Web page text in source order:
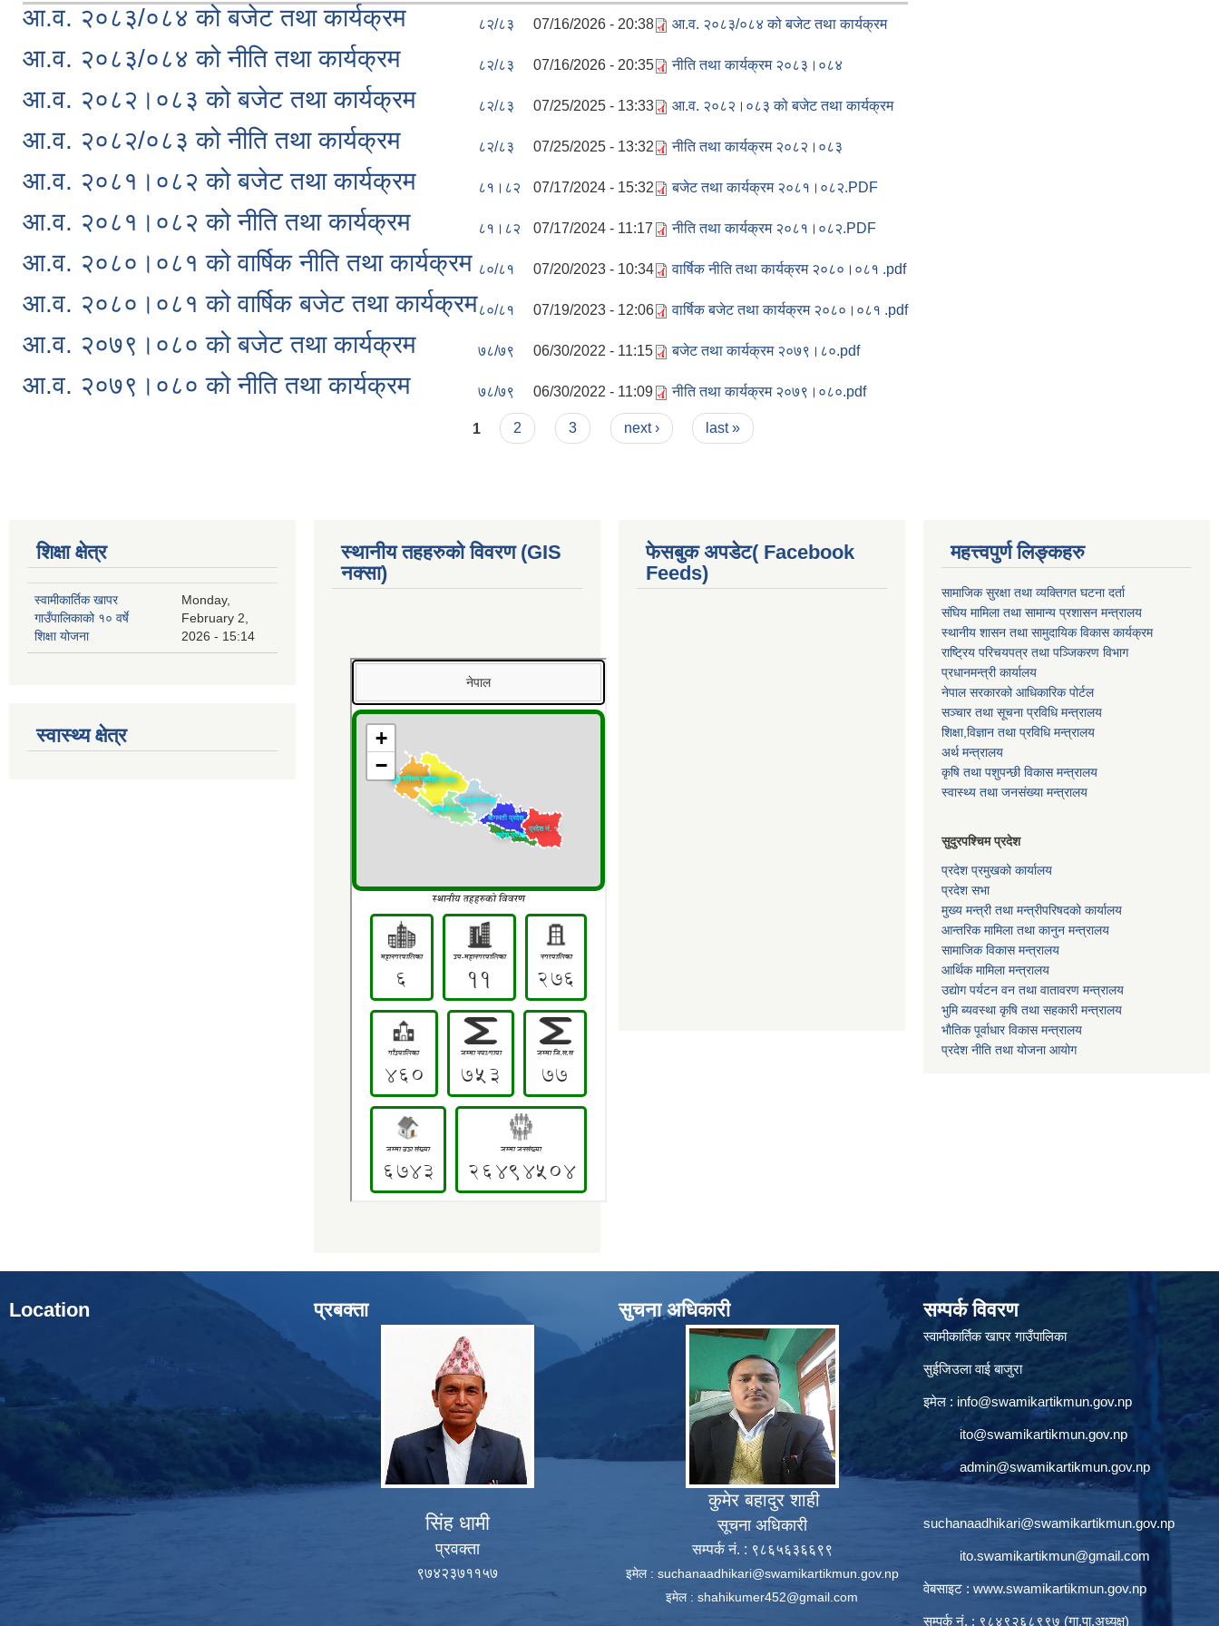
आ.व. २०८३/०८४ को बजेट तथा कार्यक्रम ८२/८३ 07/16/2026 - 20:38 आ.व. २०८३/०८४ को बजेट तथा कार्यक्रम
आ.व. २०८३/०८४ को नीति तथा कार्यक्रम ८२/८३ 07/16/2026 - 20:35 नीति तथा कार्यक्रम २०८३।०८४
आ.व. २०८२।०८३ को बजेट तथा कार्यक्रम ८२/८३ 07/25/2025 - 13:33 आ.व. २०८२।०८३ को बजेट तथा कार्यक्रम
आ.व. २०८२/०८३ को नीति तथा कार्यक्रम ८२/८३ 07/25/2025 - 13:32 नीति तथा कार्यक्रम २०८२।०८३
आ.व. २०८१।०८२ को बजेट तथा कार्यक्रम ८१।८२ 07/17/2024 - 15:32 बजेट तथा कार्यक्रम २०८१।०८२.PDF
आ.व. २०८१।०८२ को नीति तथा कार्यक्रम ८१।८२ 07/17/2024 - 11:17 नीति तथा कार्यक्रम २०८१।०८२.PDF
आ.व. २०८०।०८१ को वार्षिक नीति तथा कार्यक्रम ८०/८१ 07/20/2023 - 10:34 वार्षिक नीति तथा कार्यक्रम २०८०।०८१ .pdf
आ.व. २०८०।०८१ को वार्षिक बजेट तथा कार्यक्रम८०/८१ 07/19/2023 - 12:06 वार्षिक बजेट तथा कार्यक्रम २०८०।०८१ .pdf
आ.व. २०७९।०८० को बजेट तथा कार्यक्रम ७८/७९ 06/30/2022 - 11:15 बजेट तथा कार्यक्रम २०७९।८०.pdf
आ.व. २०७९।०८० को नीति तथा कार्यक्रम ७८/७९ 06/30/2022 - 11:09 नीति तथा कार्यक्रम २०७९।०८०.pdf
1 2 3 next › last »
शिक्षा क्षेत्र
स्वामीकार्तिक खापर
गाउँपालिकाको १० वर्षे
शिक्षा योजना
Monday,
February 2,
2026 - 15:14
स्वास्थ्य क्षेत्र
स्थानीय तहहरुको विवरण (GIS
नक्सा)
फेसबुक अपडेट( Facebook
Feeds)
महत्त्वपुर्ण लिङ्कहरु
सामाजिक सुरक्षा तथा व्यक्तिगत घटना दर्ता
संघिय मामिला तथा सामान्य प्रशासन मन्त्रालय
स्थानीय शासन तथा सामुदायिक विकास कार्यक्रम
राष्ट्रिय परिचयपत्र तथा पञ्जिकरण विभाग
प्रधानमन्त्री कार्यालय
नेपाल सरकारको आधिकारिक पोर्टल
सञ्‍चार तथा सूचना प्रविधि मन्त्रालय
शिक्षा,विज्ञान तथा प्रविधि मन्त्रालय
अर्थ मन्त्रालय
कृषि तथा पशुपन्छी विकास मन्त्रालय
स्वास्थ्य तथा जनसंख्या मन्त्रालय
सुदुरपश्चिम प्रदेश
प्रदेश प्रमुखको कार्यालय
प्रदेश सभा
मुख्य मन्त्री तथा मन्त्रीपरिषदको कार्यालय
आन्तरिक मामिला तथा कानुन मन्त्रालय
सामाजिक विकास मन्त्रालय
आर्थिक मामिला मन्त्रालय
उद्याेग पर्यटन वन तथा वातावरण मन्त्रालय
भुमि ब्यवस्था कृषि तथा सहकारी मन्त्रालय
भाैतिक पूर्वाधार विकास मन्त्रालय
प्रदेश नीति तथा योजना आयोग
Location प्रबक्ता
सिंह धामी
प्रवक्ता
९७४२३७११५७
सुचना अधिकारी
कुमेर बहादुर शाही
सूचना अधिकारी
सम्पर्क नं. : ९८६५६३६६९९
इमेल : suchanaadhikari@swamikartikmun.gov.np
इमेल : shahikumer452@gmail.com
सम्पर्क विवरण
स्वामीकार्तिक खापर गाउँपालिका
सुईजिउला वाई बाजुरा
इमेल : info@swamikartikmun.gov.np
ito@swamikartikmun.gov.np
admin@swamikartikmun.gov.np
suchanaadhikari@swamikartikmun.gov.np
ito.swamikartikmun@gmail.com
वेबसाइट : www.swamikartikmun.gov.np
सम्पर्क नं. : ९८४९२६८९९७ (गा.पा.अध्यक्ष)